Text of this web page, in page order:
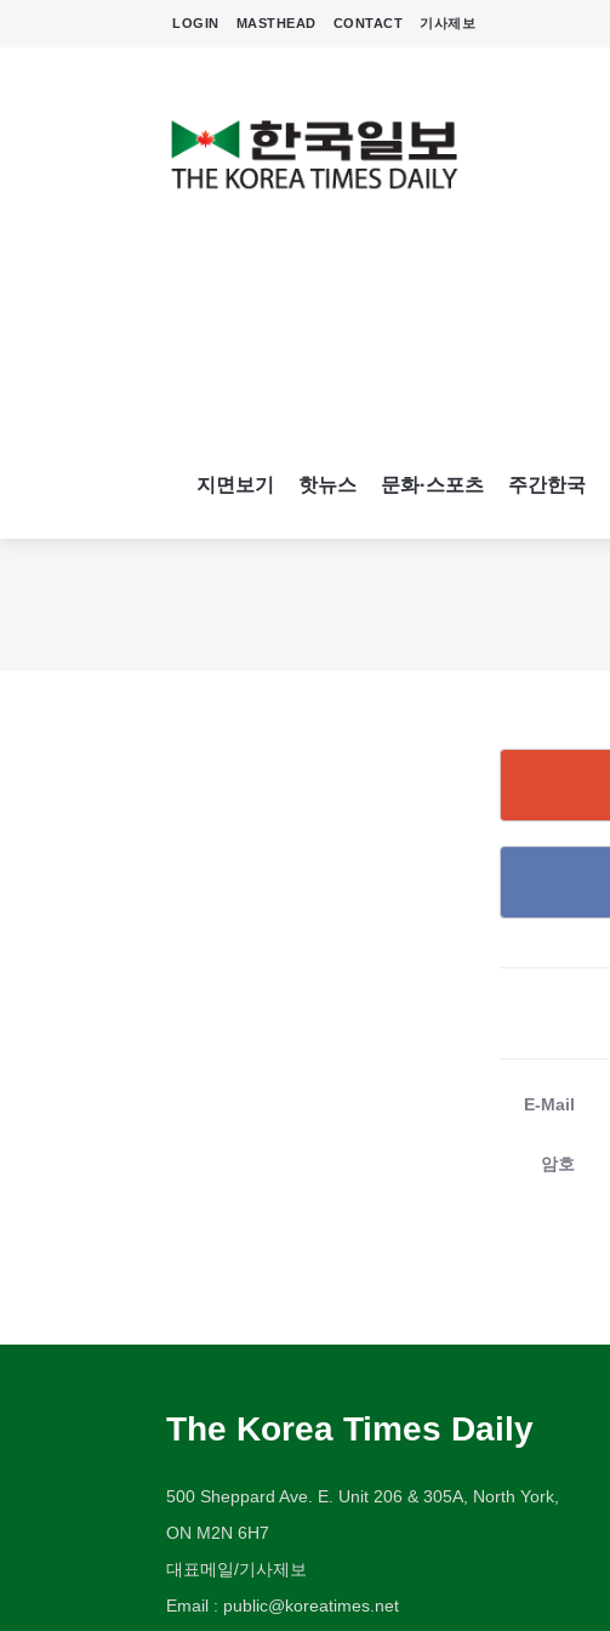
LOGIN MASTHEAD CONTACT 기사제보
지면보기 핫뉴스 문화·스포츠 주간한국
E-Mail
암호
The Korea Times Daily
500 Sheppard Ave. E. Unit 206 & 305A, North York,
ON M2N 6H7
대표메일/기사제보
Email : public@koreatimes.net